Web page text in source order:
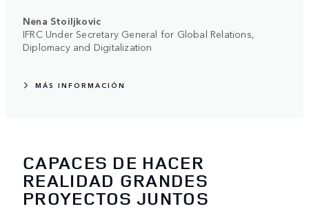
Nena Stoiljkovic
IFRC Under Secretary General for Global Relations,
Diplomacy and Digitalization
MÁS INFORMACIÓN
CAPACES DE HACER
REALIDAD GRANDES
PROYECTOS JUNTOS